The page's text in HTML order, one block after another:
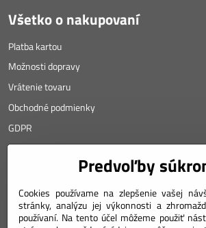
Všetko o nakupovaní
Platba kartou
Možnosti dopravy
Vrátenie tovaru
Obchodné podmienky
GDPR
Angyalova 461/75
967 01 Kremnica
Predvoľby
Cookies používame na zlepšenie vašej
stránky, analýzu jej výkonnosti a
používaní. Na tento účel môžeme použiť